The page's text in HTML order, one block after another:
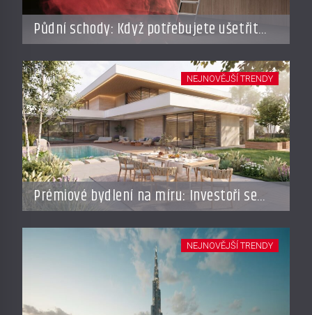
Půdní schody: Když potřebujete ušetřit
místo, ale nechcete dělat kompromisy
Prémiové bydlení na míru: Investoři se
vracejí do Česka, roste zájem o top
adresy i byty a domy za stovky milionů
NEJNOVĚJŠÍ TRENDY
NEJNOVĚJŠÍ TRENDY